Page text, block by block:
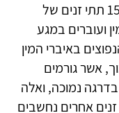
פוגע בתאי עור וריריות. קיימים מעל 150 תתי זנים של
המין ועוברים במגע
באיברי המין
אשר גורמים
בדרגה נמוכה, ואלה
אחרים נחשבים